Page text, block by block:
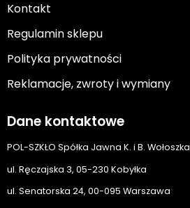
Kontakt
Regulamin sklepu
Polityka prywatności
Reklamacje, zwroty i wymiany
Dane kontaktowe
POL-SZKŁO Spółka Jawna K. i B. Wołoszka
ul. Ręczajska 3, 05-230 Kobyłka
ul. Senatorska 24, 00-095 Warszawa